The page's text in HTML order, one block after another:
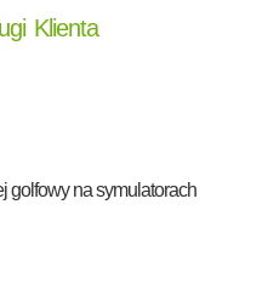
Klienta
golfowy na symulatorach